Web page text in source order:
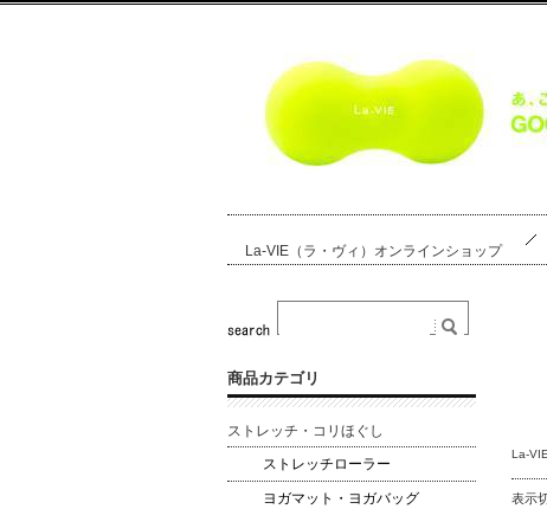
La-VIE（ラ・ヴィ）オンラインショップ
La-
表示
商品カテゴリ
ストレッチ・コリほぐし
ストレッチローラー
ヨガマット・ヨガバッグ